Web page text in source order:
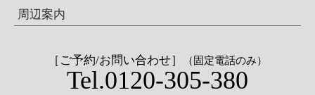
周辺案内
［ご予約/お問い合わせ］ （固定電話のみ）
Tel.0120-305-380